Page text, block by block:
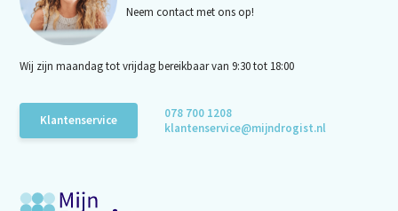
Neem contact met ons op!
Wij zijn maandag tot vrijdag bereikbaar van 9:30 tot 18:00
Klantenservice
078 700 1208
klantenservice@mijndrogist.nl